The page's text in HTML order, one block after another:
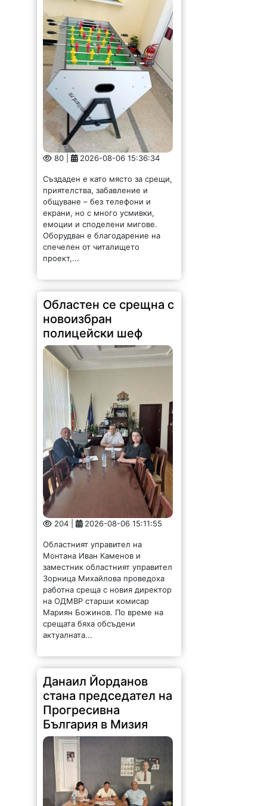
80 | 2026-08-06 15:36:34
Създаден е като място за срещи,
приятелства, забавление и
общуване – без телефони и
екрани, но с много усмивки,
емоции и споделени мигове.
Оборудван е благодарение на
спечелен от читалището
проект,...
Областен се срещна с
новоизбран
полицейски шеф
204 | 2026-08-06 15:11:55
Областният управител на
Монтана Иван Каменов и
заместник областният управител
Зорница Михайлова проведоха
работна среща с новия директор
на ОДМВР старши комисар
Мариян Божинов. По време на
срещата бяха обсъдени
актуалната...
Данаил Йорданов
стана председател на
Прогресивна
България в Мизия